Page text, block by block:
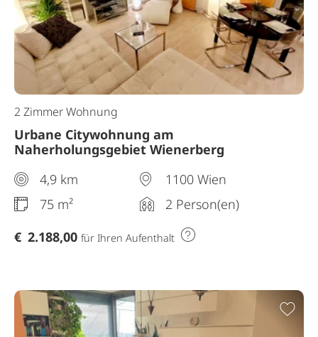
2 Zimmer Wohnung
Urbane Citywohnung am
Naherholungsgebiet Wienerberg
4,9 km
1100 Wien
75 m²
2 Person(en)
€ 2.188,00 für Ihren Aufenthalt